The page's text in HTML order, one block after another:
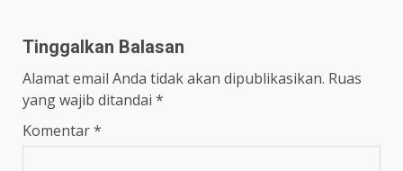
Tinggalkan Balasan
Alamat email Anda tidak akan dipublikasikan. Ruas
yang wajib ditandai *
Komentar*